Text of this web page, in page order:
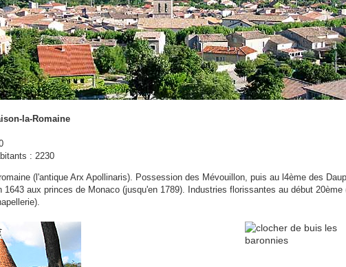
la-Romaine
: 2230
(l'antique Arx Apollinaris). Possession des Mévouillon, puis au l4ème des
1643 aux princes de Monaco (jusqu'en 1789). Industries florissantes au début 20ème